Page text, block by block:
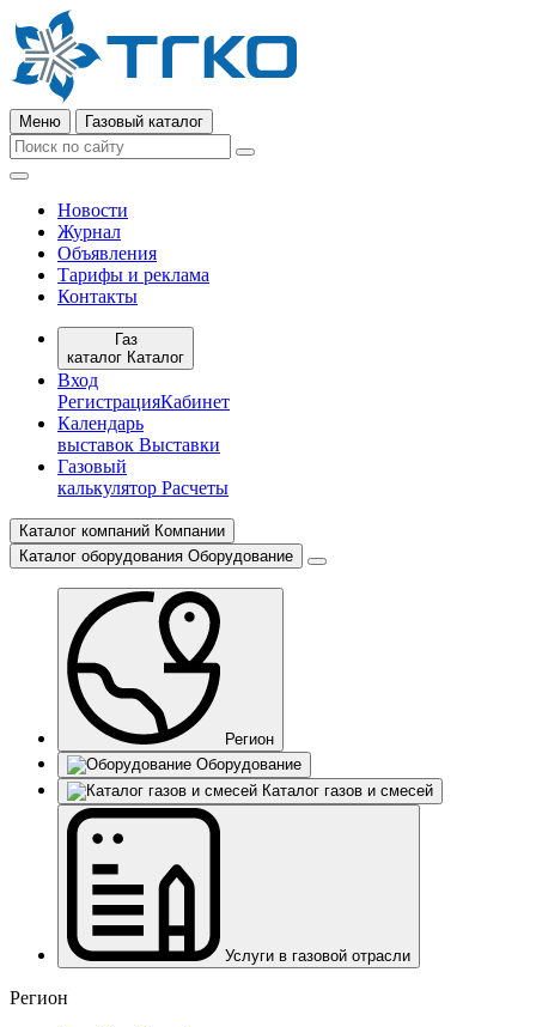
Меню Газовый каталог
Новости
Журнал
Объявления
Тарифы и реклама
Контакты
Газ
каталог Каталог
Вход
РегистрацияКабинет
Календарь
выставок Выставки
Газовый
калькулятор Расчеты
Каталог компаний Компании
Каталог оборудования Оборудование
Регион
Оборудование
Каталог газов и смесей
Услуги в газовой отрасли
Регион